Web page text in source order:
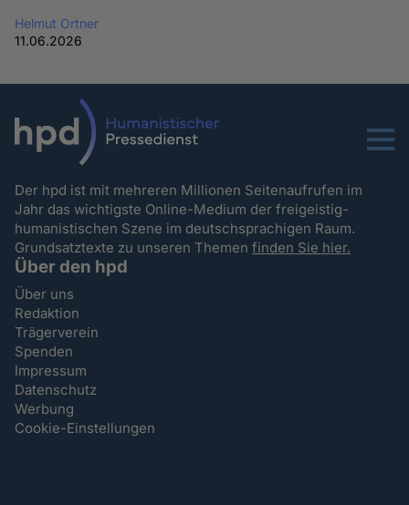
Helmut Ortner
11.06.2026
Menu
Der hpd ist mit mehreren Millionen Seitenaufrufen im
Jahr das wichtigste Online-Medium der freigeistig-
humanistischen Szene im deutschsprachigen Raum.
Grundsatztexte zu unseren Themenfinden Sie hier.
Über den hpd
Über uns
Redaktion
Trägerverein
Spenden
Impressum
Datenschutz
Werbung
Cookie-Einstellungen